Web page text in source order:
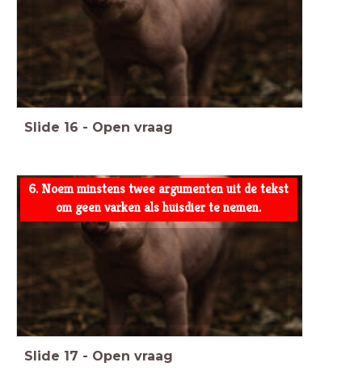
Slide 16 - Open vraag
6. Noem minstens twee argumenten uit de tekst
om geen varken als huisdier te nemen.
Slide 17 - Open vraag